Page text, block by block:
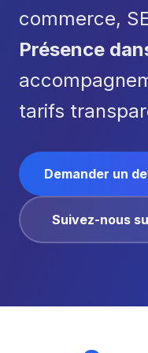
commerce,
Présence
tarifs
Demander un
Suivez-nous